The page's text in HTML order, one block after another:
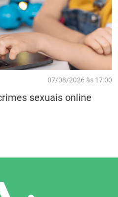
07/08/2026 às 17:00
sexuais online